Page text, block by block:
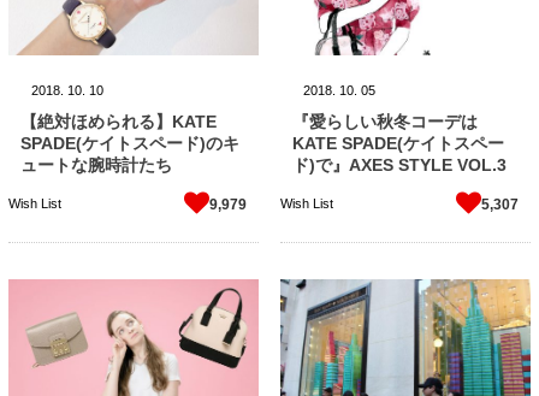
2018. 10. 10
【絶対ほめられる】KATE
SPADE(ケイトスペード)のキ
ュートな腕時計たち
9,979
Wish List
2018. 10. 05
『愛らしい秋冬コーデは
KATE SPADE(ケイトスペー
ド)で』AXES STYLE VOL.3
5,307
Wish List